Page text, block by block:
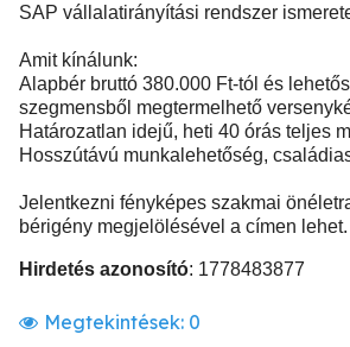
SAP vállalatirányítási rendszer
Amit kínálunk:
Alapbér bruttó 380.000 Ft-tól és
szegmensből megtermelhető
Határozatlan idejű, heti 40 órás teljes
Hosszútávú munkalehetőség,
Jelentkezni fényképes szakmai
bérigény megjelölésével a címen lehet.
Hirdetés azonosító: 1778483877
Megtekintések: 0